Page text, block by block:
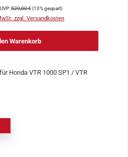
Regulärer Preis:
UVP:529,00 €(10% gespart)
zzgl. Versandkosten
Warenkorb